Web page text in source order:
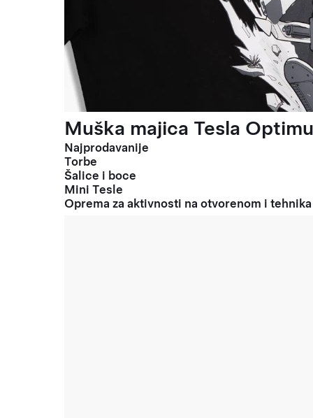
Muška majica Tesla
Najprodavanije
Torbe
Šalice i boce
Mini Tesle
Oprema za aktivnosti na otvorenom i tehnika